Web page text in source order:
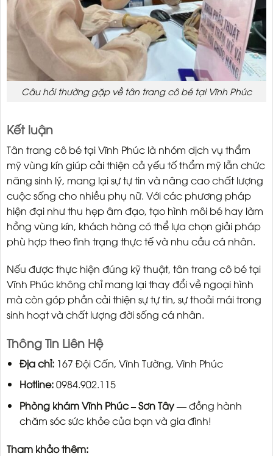
Câu hỏi thường gặp về tân trang cô bé tại Vĩnh Phúc
Kết luận
Tân trang cô bé tại Vĩnh Phúc là nhóm dịch vụ thẩm
mỹ vùng kín giúp cải thiện cả yếu tố thẩm mỹ lẫn chức
năng sinh lý, mang lại sự tự tin và nâng cao chất lượng
cuộc sống cho nhiều phụ nữ. Với các phương pháp
hiện đại như thu hẹp âm đạo, tạo hình môi bé hay làm
hồng vùng kín, khách hàng có thể lựa chọn giải pháp
phù hợp theo tình trạng thực tế và nhu cầu cá nhân.
Nếu được thực hiện đúng kỹ thuật, tân trang cô bé tại
Vĩnh Phúc không chỉ mang lại thay đổi về ngoại hình
mà còn góp phần cải thiện sự tự tin, sự thoải mái trong
sinh hoạt và chất lượng đời sống cá nhân.
Thông Tin Liên Hệ
Địa chỉ:167 Đội Cấn, Vĩnh Tường, Vĩnh Phúc
Hotline:0984.902.115
Phòng khám Vĩnh Phúc – Sơn Tây— đồng hành
chăm sóc sức khỏe của bạn và gia đình!
Tham khảo thêm: